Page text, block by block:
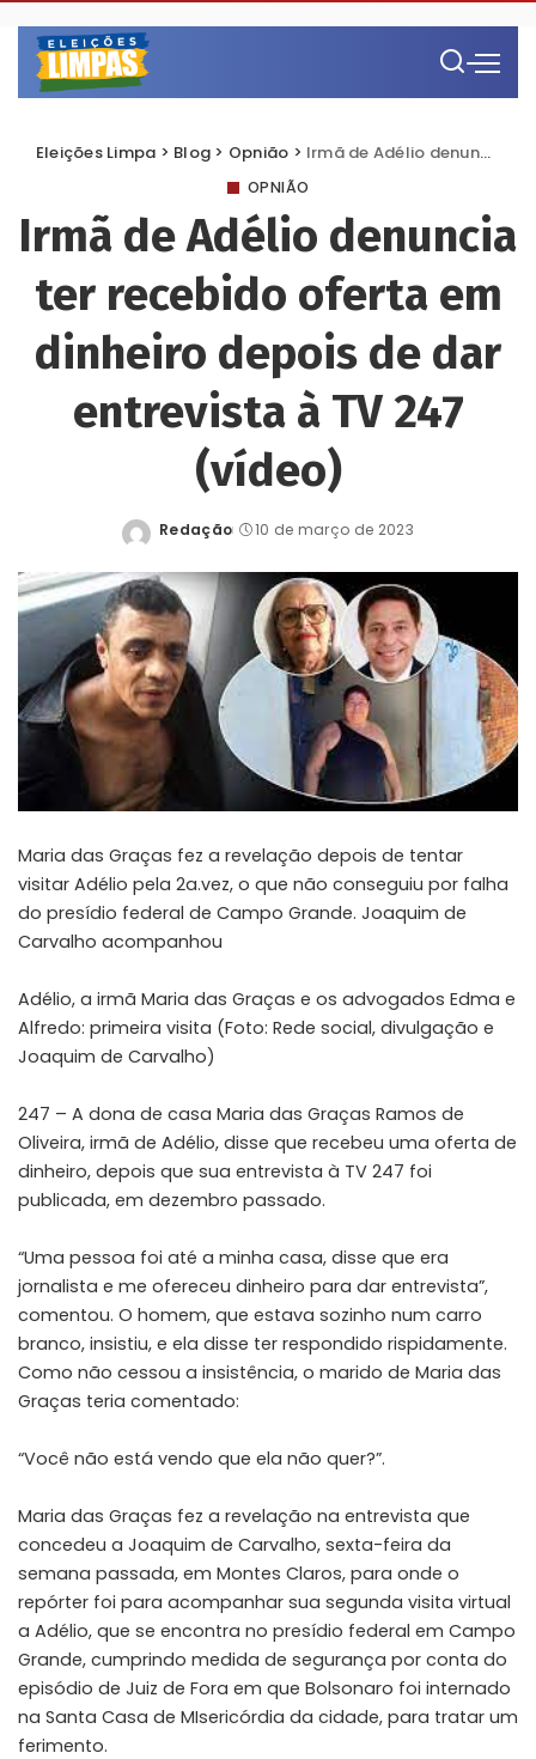
Eleições Limpa > Blog > Opnião > Irmã de Adélio denuncia ter recebido oferta em dinheiro depois de dar entrevista à TV 247 (vídeo)
OPNIÃO
Irmã de Adélio denuncia
ter recebido oferta em
dinheiro depois de dar
entrevista à TV 247
(vídeo)
Posted
Redação 10 de março de 2023
Maria das Graças fez a revelação depois de tentar
visitar Adélio pela 2a.vez, o que não conseguiu por falha
do presídio federal de Campo Grande. Joaquim de
Carvalho acompanhou
Adélio, a irmã Maria das Graças e os advogados Edma e
Alfredo: primeira visita (Foto: Rede social, divulgação e
Joaquim de Carvalho)
247 – A dona de casa Maria das Graças Ramos de
Oliveira, irmã de Adélio, disse que recebeu uma oferta de
dinheiro, depois que sua entrevista à TV 247 foi
publicada, em dezembro passado.
“Uma pessoa foi até a minha casa, disse que era
jornalista e me ofereceu dinheiro para dar entrevista”,
comentou. O homem, que estava sozinho num carro
branco, insistiu, e ela disse ter respondido rispidamente.
Como não cessou a insistência, o marido de Maria das
Graças teria comentado:
“Você não está vendo que ela não quer?”.
Maria das Graças fez a revelação na entrevista que
concedeu a Joaquim de Carvalho, sexta-feira da
semana passada, em Montes Claros, para onde o
repórter foi para acompanhar sua segunda visita virtual
a Adélio, que se encontra no presídio federal em Campo
Grande, cumprindo medida de segurança por conta do
episódio de Juiz de Fora em que Bolsonaro foi internado
na Santa Casa de MIsericórdia da cidade, para tratar um
ferimento.